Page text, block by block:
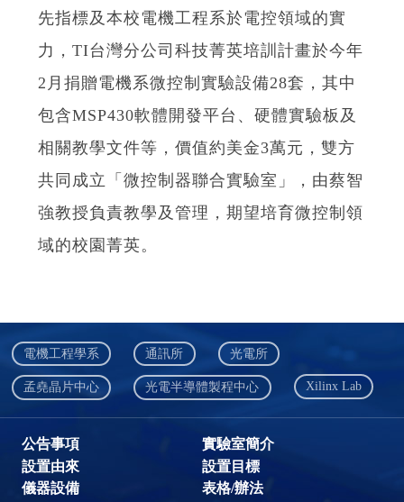
電機工程學系 通訊所 光電所
孟堯晶片中心 光電半導體製程中心 Xilinx Lab
公告事項
實驗室簡介
設置由來
設置目標
儀器設備
表格/辦法